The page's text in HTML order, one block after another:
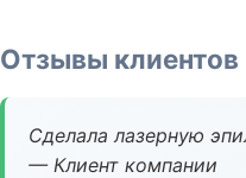
Отзывы клиентов
Сделала лазерную
— Клиент компании